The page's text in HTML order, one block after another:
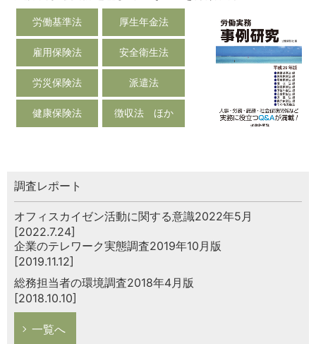
労働基準法 厚生年金法
雇用保険法 安全衛生法
労災保険法 派遣法
健康保険法 徴収法 ほか
調査レポート
オフィスカイゼン活動に関する意識2022年5月
[2022.7.24]
企業のテレワーク実態調査2019年10月版
[2019.11.12]
総務担当者の環境調査2018年4月版
[2018.10.10]
一覧へ